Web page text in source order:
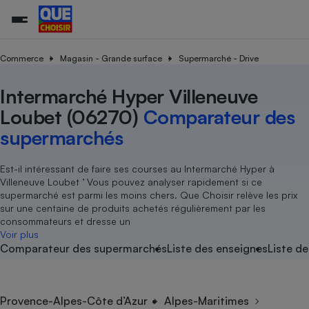
Commerce Magasin - Grande surface Supermarché - Drive
Intermarché Hyper Villeneuve
Loubet (06270) Comparateur des
supermarchés
Est-il intéressant de faire ses courses au Intermarché Hyper à
Villeneuve Loubet ’ Vous pouvez analyser rapidement si ce
supermarché est parmi les moins chers. Que Choisir relève les prix
sur une centaine de produits achetés régulièrement par les
consommateurs et dresse un
Voir plus
Comparateur des supermarchésListe des enseignesListe
Provence-Alpes-Côte d’Azur
Alpes-Maritimes
Additifs
Agriculture
Produit alimentaire
Achat - Vente - Location
Carburant
Magasin - Grande surface
Marketing - Fidélisation
Organismes de défense
Système judiciairegratuit
Air
Eau
Achat - Vente - Travaux
Location
Sport
Vacances - Tourisme
électrique
Démarche administrative
Senior
Service marchand
Train
Transport aérien
Toutes les actualités
Enquêtes
Guides d'achat
Conseils
Brèves
Tous les services
Soumettre un litige
Lettres types
Rencontrer une association locale
Tous nos combats
Nos actions
Nos grandes victoires
Les billets de la présidente
Nos associations locales
Nous rejoindre
En savoir plus sur Que Choisir Ensemble
nous ?
L’association
Nos missions
Notre méthodologie
Notre financement
Nos partenaires
Nous rejoindre